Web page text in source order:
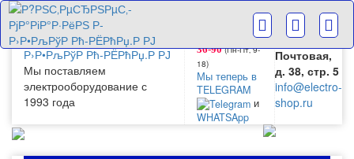
Мы поставляем
электрооборудование с
1993 года
36-90(Пн-Пт‚ 9-
18)
Мы теперь в
TELEGRAM
и
WHATSApp
Большая
Почтовая,
д. 38, стр. 5
info@electro-
shop.ru